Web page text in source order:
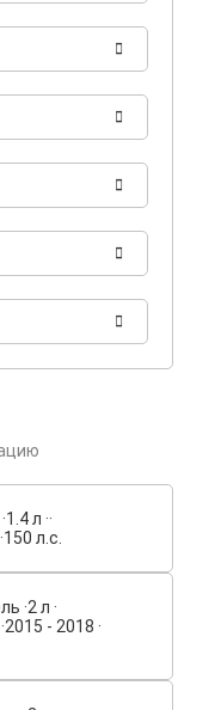
1.4 л ··
150 л.с.
·2 л ·
2015 - 2018 ·